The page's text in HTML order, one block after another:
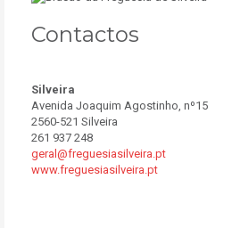
Contactos
Silveira
Avenida Joaquim Agostinho, nº15
2560-521 Silveira
261 937 248
geral@freguesiasilveira.pt
www.freguesiasilveira.pt